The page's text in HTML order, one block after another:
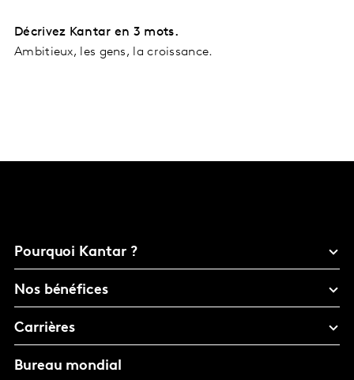
Décrivez Kantar en 3 mots.
Ambitieux, les gens, la croissance.
Pourquoi Kantar ?
Nos bénéfices
Carrières
Bureau mondial